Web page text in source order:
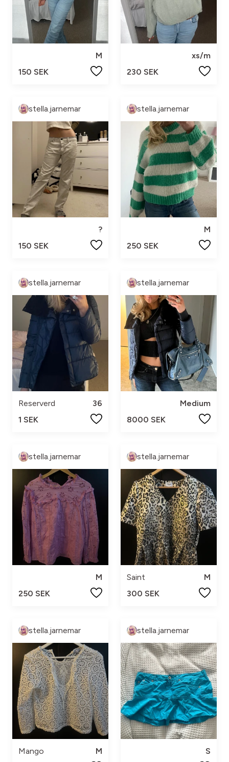
M
150 SEK
xs/m
230 SEK
stella.jarnemar
?
150 SEK
stella.jarnemar
M
250 SEK
stella.jarnemar
Reserverd
36
1 SEK
stella.jarnemar
Medium
8000 SEK
stella.jarnemar
M
250 SEK
stella.jarnemar
Saint
M
300 SEK
stella.jarnemar
Mango
M
stella.jarnemar
S